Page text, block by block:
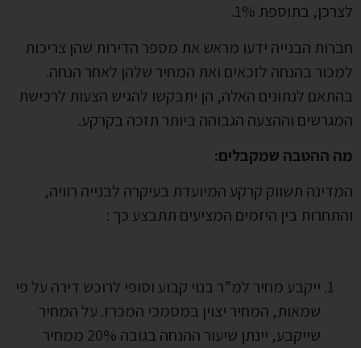
לצרכן, בתוספת 1%.
חברות הבנייה ידעו מראש את מספר הדירות שהן צריכות
למכור בהנחה לזכאים ואת המחיר שלהן לאחר הנחה.
בהתאם לנתונים האלה, הן יתבקשו להגיש הצעות לרכישת
המגרשים וההצעה הגבוהה ביותר תזכה בקרקע.
מה ההטבה שמקבלים:
המדינה תשווק קרקע המיועדת בעיקרה לבנייה רוויה,
והתחרות בין היזמים המציעים תתבצע כך :
ייקבע מחיר למ”ר בנוי קבוע וסופי לרוכש דירה על פי
שמאות, המחיר יצוין במסמכי המכרז. על המחיר
שייקבע, יינתן שיעור ההנחה בגובה 20% ממחיר